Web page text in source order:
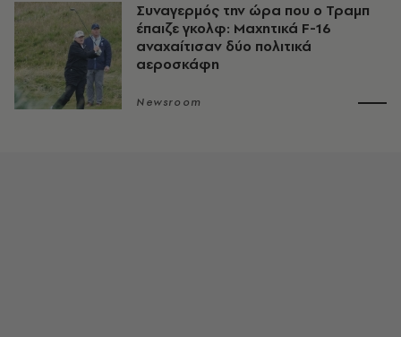
Συναγερμός την ώρα που ο Τραμπ
έπαιζε γκολφ: Μαχητικά F-16
αναχαίτισαν δύο πολιτικά
αεροσκάφη
Newsroom